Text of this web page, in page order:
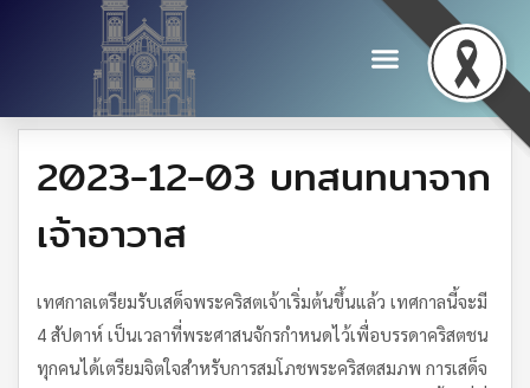
2023-12-03 บทสนทนาจาก
เจ้าอาวาส
เทศกาลเตรียมรับเสด็จพระคริสตเจ้าเริ่มต้นขึ้นแล้ว เทศกาลนี้จะมี
4 สัปดาห์ เป็นเวลาที่พระศาสนจักรกำหนดไว้เพื่อบรรดาคริสตชน
ทุกคนได้เตรียมจิตใจสำหรับการสมโภชพระคริสตสมภพ การเสด็จ